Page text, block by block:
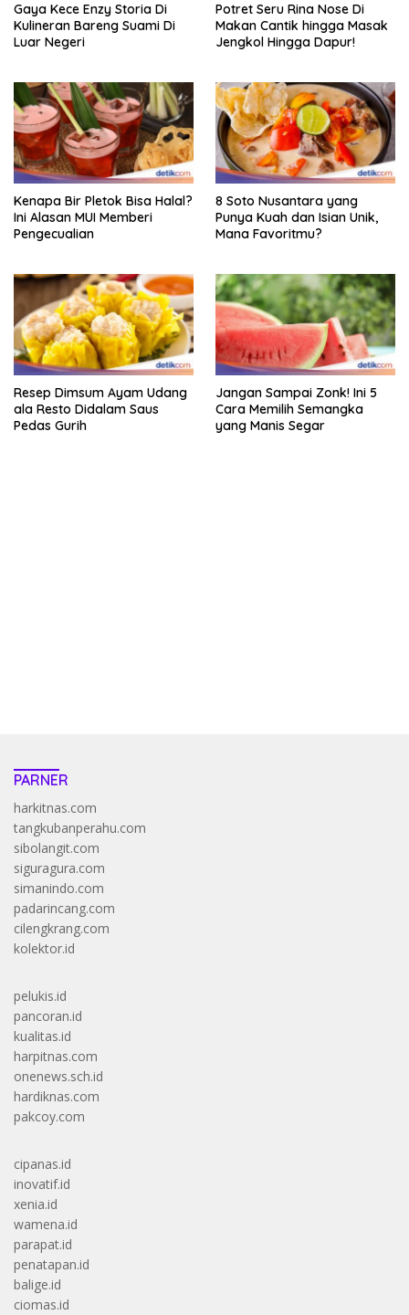
Gaya Kece Enzy Storia Di
Kulineran Bareng Suami Di
Luar Negeri
Potret Seru Rina Nose Di
Makan Cantik hingga Masak
Jengkol Hingga Dapur!
Kenapa Bir Pletok Bisa Halal?
Ini Alasan MUI Memberi
Pengecualian
8 Soto Nusantara yang
Punya Kuah dan Isian Unik,
Mana Favoritmu?
Resep Dimsum Ayam Udang
ala Resto Didalam Saus
Pedas Gurih
Jangan Sampai Zonk! Ini 5
Cara Memilih Semangka
yang Manis Segar
PARNER
harkitnas.com
tangkubanperahu.com
sibolangit.com
siguragura.com
simanindo.com
padarincang.com
cilengkrang.com
kolektor.id
pelukis.id
pancoran.id
kualitas.id
harpitnas.com
onenews.sch.id
hardiknas.com
pakcoy.com
cipanas.id
inovatif.id
xenia.id
wamena.id
parapat.id
penatapan.id
balige.id
ciomas.id